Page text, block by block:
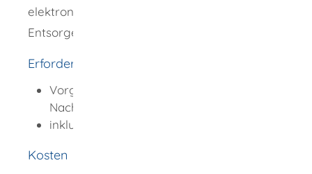
elektronischen Begleitscheine durch den
Entsorger betragen 10 Kalendertage.
Erforderliche Unterlagen
Vorgeschriebene Formulare der
Nachweisverordnung
inklusive geeigneter Deklarationsanalyse
Kosten